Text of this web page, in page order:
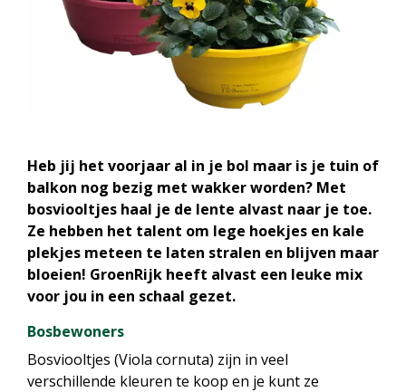
Heb jij het voorjaar al in je bol maar is je tuin of
balkon nog bezig met wakker worden? Met
bosviooltjes haal je de lente alvast naar je toe.
Ze hebben het talent om lege hoekjes en kale
plekjes meteen te laten stralen en blijven maar
bloeien! GroenRijk heeft alvast een leuke mix
voor jou in een schaal gezet.
Bosbewoners
Bosviooltjes (Viola cornuta) zijn in veel
verschillende kleuren te koop en je kunt ze